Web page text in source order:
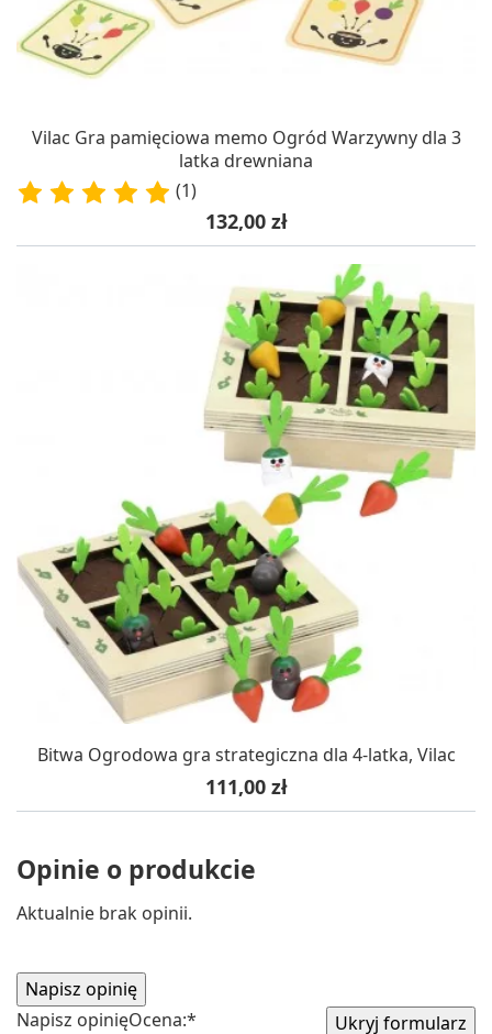
Vilac Gra pamięciowa memo Ogród Warzywny dla 3
latka drewniana
(1)
Cena
132,00 zł
Bitwa Ogrodowa gra strategiczna dla 4-latka, Vilac
Cena
111,00 zł
Opinie o produkcie
Aktualnie brak opinii.
Napisz opinięOcena:*